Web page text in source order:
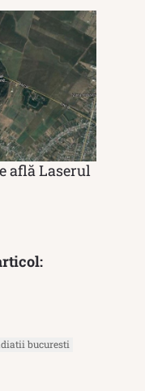
află Laserul
bucuresti